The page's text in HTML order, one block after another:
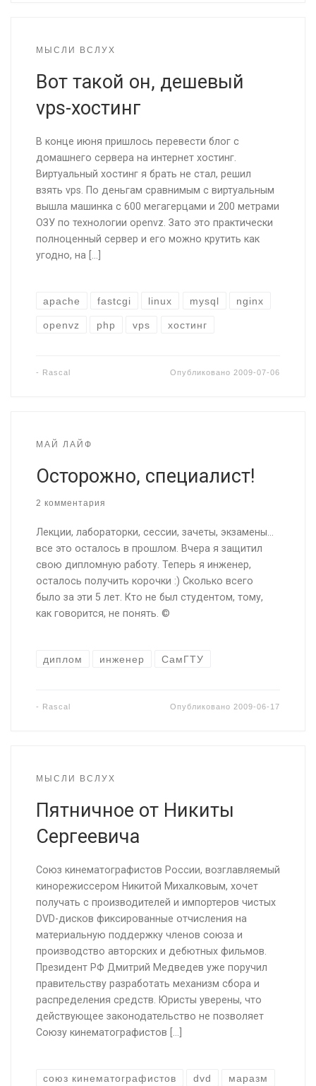
МЫСЛИ ВСЛУХ
Вот такой он, дешевый
vps-хостинг
В конце июня пришлось перевести блог с
домашнего сервера на интернет хостинг.
Виртуальный хостинг я брать не стал, решил
взять vps. По деньгам сравнимым с виртуальным
вышла машинка с 600 мегагерцами и 200 метрами
ОЗУ по технологии openvz. Зато это практически
полноценный сервер и его можно крутить как
угодно, на […]
apache fastcgi linux mysql nginx
openvz php vps хостинг
- Rascal Опубликовано 2009-07-06
МАЙ ЛАЙФ
Осторожно, специалист!
2 комментария
Лекции, лабораторки, сессии, зачеты, экзамены…
все это осталось в прошлом. Вчера я защитил
свою дипломную работу. Теперь я инженер,
осталось получить корочки :) Сколько всего
было за эти 5 лет. Кто не был студентом, тому,
как говорится, не понять. ©
диплом инженер СамГТУ
- Rascal Опубликовано 2009-06-17
МЫСЛИ ВСЛУХ
Пятничное от Никиты
Сергеевича
Союз кинематографистов России, возглавляемый
кинорежиссером Никитой Михалковым, хочет
получать с производителей и импортеров чистых
DVD-дисков фиксированные отчисления на
материальную поддержку членов союза и
производство авторских и дебютных фильмов.
Президент РФ Дмитрий Медведев уже поручил
правительству разработать механизм сбора и
распределения средств. Юристы уверены, что
действующее законодательство не позволяет
Союзу кинематографистов […]
cоюз кинематографистов dvd маразм